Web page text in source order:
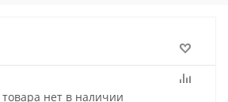
нет в наличии